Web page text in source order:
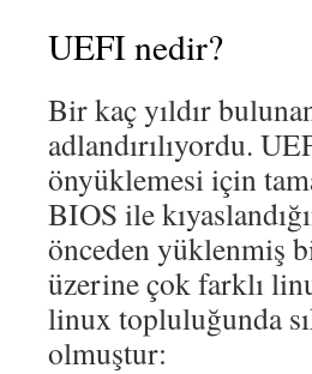
UEFI nedir?
Bir kaç yıldır
adlandırılıyordu.
önyüklemesi için
BIOS ile
önceden yüklenmiş
üzerine çok farklı
linux topluluğunda
olmuştur: